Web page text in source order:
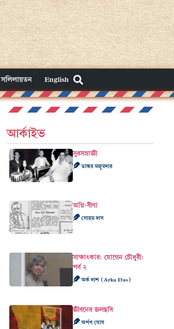
সলিলায়তন English
আর্কাইভ
সুরসম্রাজ্ঞী
ভাস্কর মজুমদার
অগ্নি-বীণা
সোহম দাস
সাক্ষাৎকার: যোগেন চৌধুরী:
পর্ব ২
অর্ক দাশ (Arka Das)
জীবনের জলছবি
অর্পণ ঘোষ